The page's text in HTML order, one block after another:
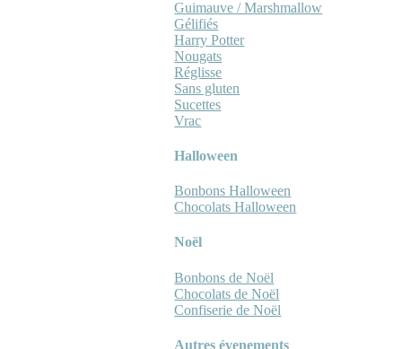
Guimauve / Marshmallow
Gélifiés
Harry Potter
Nougats
Réglisse
Sans gluten
Sucettes
Vrac
Halloween
Bonbons Halloween
Chocolats Halloween
Noël
Bonbons de Noël
Chocolats de Noël
Confiserie de Noël
Autres évenements